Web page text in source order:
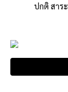
ปกติ สาระ